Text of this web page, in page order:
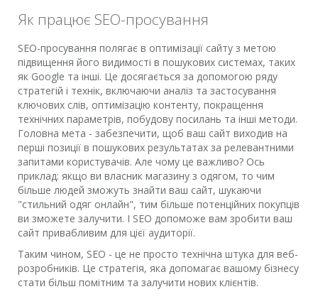
Як працює SEO-просування
SEO-просування полягає в оптимізації сайту з метою
підвищення його видимості в пошукових системах, таких
як Google та інші. Це досягається за допомогою ряду
стратегій і технік, включаючи аналіз та застосування
ключових слів, оптимізацію контенту, покращення
технічних параметрів, побудову посилань та інші методи.
Головна мета - забезпечити, щоб ваш сайт виходив на
перші позиції в пошукових результатах за релевантними
запитами користувачів. Але чому це важливо? Ось
приклад: якщо ви власник магазину з одягом, то чим
більше людей зможуть знайти ваш сайт, шукаючи
"стильний одяг онлайн", тим більше потенційних покупців
ви зможете залучити. І SEO допоможе вам зробити ваш
сайт привабливим для цієї аудиторії.
Таким чином, SEO - це не просто технічна штука для веб-
розробників. Це стратегія, яка допомагає вашому бізнесу
стати більш помітним та залучити нових клієнтів.